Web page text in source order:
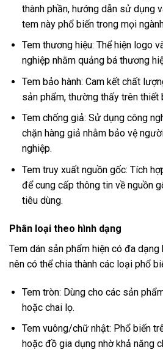
thành phần, hướng dẫn sử dụng
tem này phổ biến trong mọi
Tem thương hiệu: Thể hiện logo
nghiệp nhằm quảng bá thương
Tem bảo hành: Cam kết chất
sản phẩm, thường thấy trên thiết
Tem chống giả: Sử dụng công
chặn hàng giả nhằm bảo vệ
nghiệp.
Tem truy xuất nguồn gốc: Tích
để cung cấp thông tin về nguồn
tiêu dùng.
Phân loại theo hình dạng
Tem dán sản phẩm hiện có đa
nên có thể chia thành các loại phổ
Tem tròn: Dùng cho các sản
hoặc chai lọ.
Tem vuông/chữ nhật: Phổ biến
hoặc đồ gia dụng nhờ khả năng